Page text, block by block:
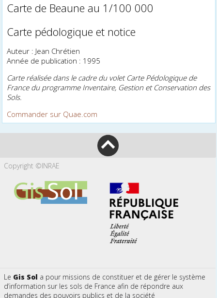
Carte de Beaune au 1/100 000
Carte pédologique et notice
Auteur : Jean Chrétien
Année de publication : 1995
Carte réalisée dans le cadre du volet Carte Pédologique de
France du programme Inventaire, Gestion et Conservation des
Sols.
Commander sur Quae.com
Copyright ©INRAE
Le Gis Sol a pour missions de constituer et de gérer le système
d’information sur les sols de France afin de répondre aux
demandes des pouvoirs publics et de la société